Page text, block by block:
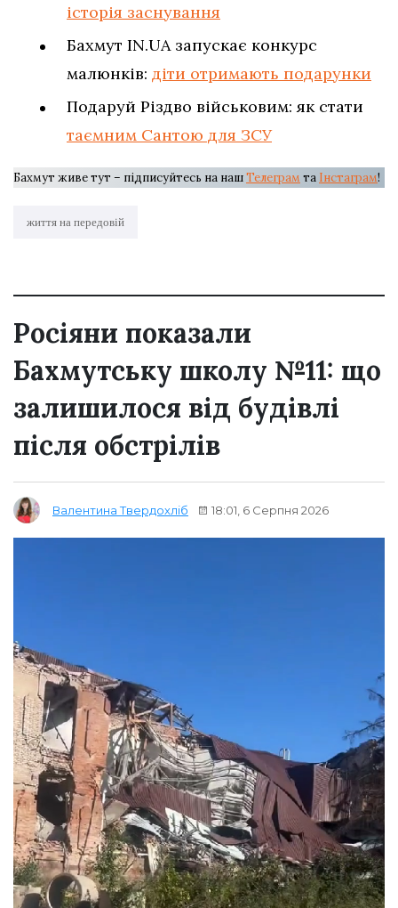
історія заснування
Бахмут IN.UA запускає конкурс
малюнків: діти отримають подарунки
Подаруй Різдво військовим: як стати
таємним Сантою для ЗСУ
Бахмут живе тут – підписуйтесь на нашТелеграм та Інстаграм!
життя на передовій
Росіяни показали
Бахмутську школу №11: що
залишилося від будівлі
після обстрілів
Валентина Твердохліб 18:01, 6 Серпня 2026